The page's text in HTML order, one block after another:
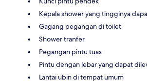
Kepala shower yang tingginya
Gagang pegangan di toilet
Shower tranfer
Pegangan pintu tuas
Pintu dengan lebar yang dapat
Lantai ubin di tempat umum